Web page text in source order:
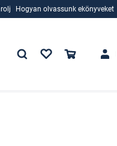
Hogyan olvassunk ekönyveket